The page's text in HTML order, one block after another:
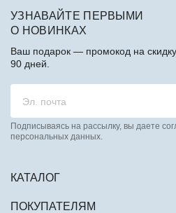
КАТАЛОГ
ПОКУПАТЕЛЯМ
УЗНАВАЙТЕ ПЕРВЫМИ
О НОВИНКАХ
Ваш подарок — промокод на
90 дней.
Подписываясь на рассылку, вы даете
персональных данных.